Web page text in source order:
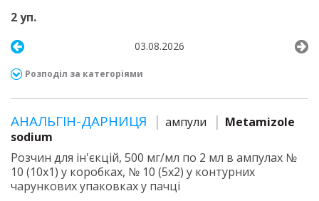
2 уп.
03.08.2026
Розподіл за категоріями
АНАЛЬГІН-ДАРНИЦЯ ампули
Metamizole
sodium
Розчин для ін'єкцій, 500 мг/мл по 2 мл в ампулах №
10 (10х1) у коробках, № 10 (5х2) у контурних
чарункових упаковках у пачці